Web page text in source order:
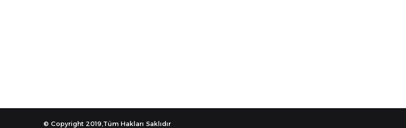
© Copyright 2019,Tüm Hakları Saklıdır